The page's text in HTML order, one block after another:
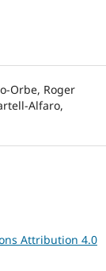
Orbe, Roger
Alfaro,
Attribution 4.0